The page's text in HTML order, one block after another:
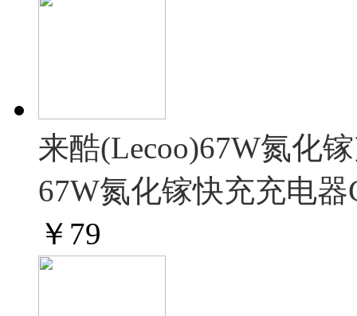
来酷(Lecoo)67W氮化
67W氮化镓快充充电
￥ 79